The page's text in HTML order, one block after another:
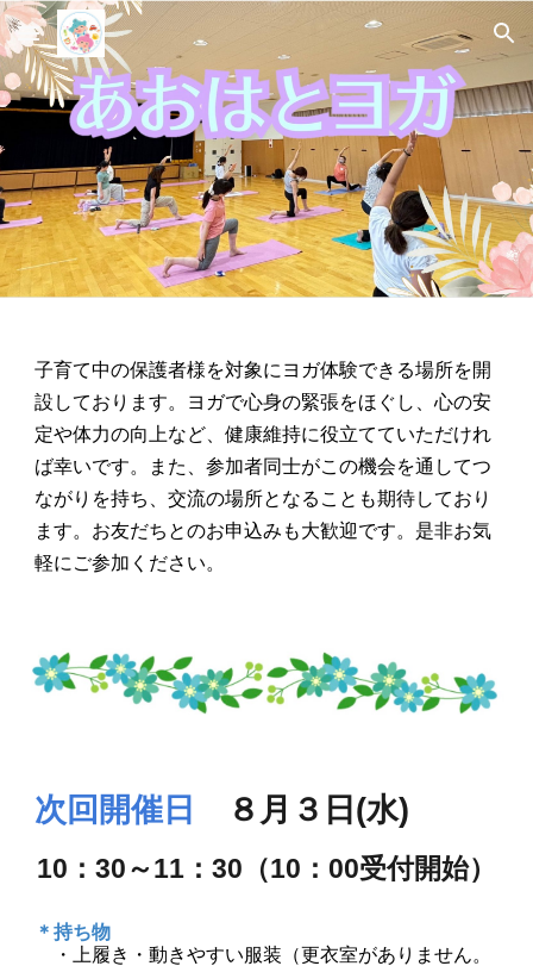
Skip to main content Skip to navigation
子育て中の保護者様を対象にヨガ体験できる場所を開
設しております。ヨガで心身の緊張をほぐし、心の安
定や体力の向上など、健康維持に役立てていただけれ
ば幸いです。また、参加者同士がこの機会を通してつ
ながりを持ち、交流の場所となることも期待しており
ます。お友だちとのお申込みも大歓迎です。是非お気
軽にご参加ください。
次回開催日 ８月３日(水)
10：30～11：30（10：00受付開始）
＊持ち物
・
上履き・動きやすい服装（更衣室がありません。